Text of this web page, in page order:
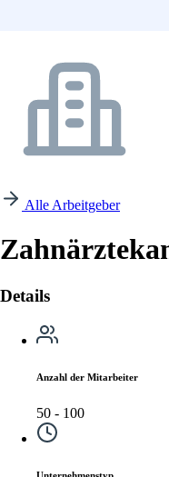
Alle Arbeitgeber
Details
Anzahl der Mitarbeiter
50 - 100
Unternehmenstyp